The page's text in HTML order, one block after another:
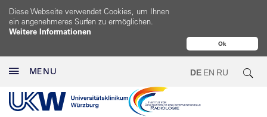
Ok
Diese Webseite verwendet Cookies, um Ihnen
ein angenehmeres Surfen zu ermöglichen.
Weitere Informationen
MENU DE EN RU